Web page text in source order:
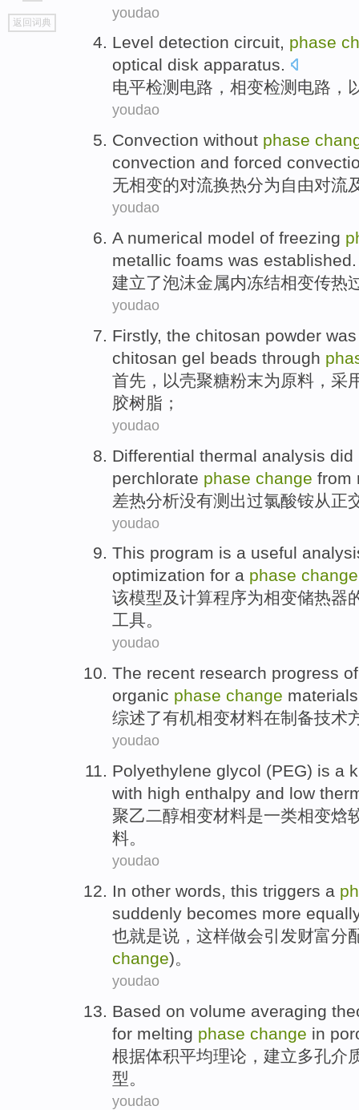
go
top
返回词典
youdao
Level detection circuit, phase
optical disk apparatus.
电平检测 电路 ， 相变检测电路，
youdao
Convection without phase
convection and forced
无相变的对流换热分为 自由对流
youdao
A numerical model of freezing
metallic foams was established.
建立了泡沫金属内冻结相变传热
youdao
Firstly, the chitosan powder
chitosan gel beads through
首先 ，以壳聚糖粉末为 原料，采
胶树脂；
youdao
Differential thermal analysis did
perchlorate phase change from
差热分析没有测出过氯酸铵从正
youdao
This program is a useful
optimization for a phase change
该模型及计算程序为相变储热器
工具。
youdao
The recent research progress of
organic phase change materials
综述了有机相变材料在制备技术
youdao
Polyethylene glycol (PEG) is a
with high enthalpy and low
聚乙二醇相变材料是一类相变焓
料。
youdao
In other words, this triggers a
suddenly becomes more
也就是说， 这样做会引发财富分
change)。
youdao
Based on volume averaging
for melting phase change in
根据体积平均理论 ， 建立多孔介
型 。
youdao